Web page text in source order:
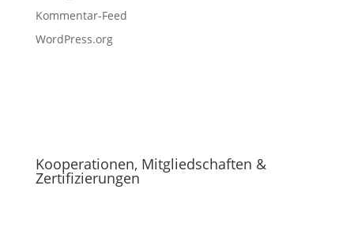
Kommentar-Feed
WordPress.org
Kooperationen, Mitgliedschaften &
Zertifizierungen